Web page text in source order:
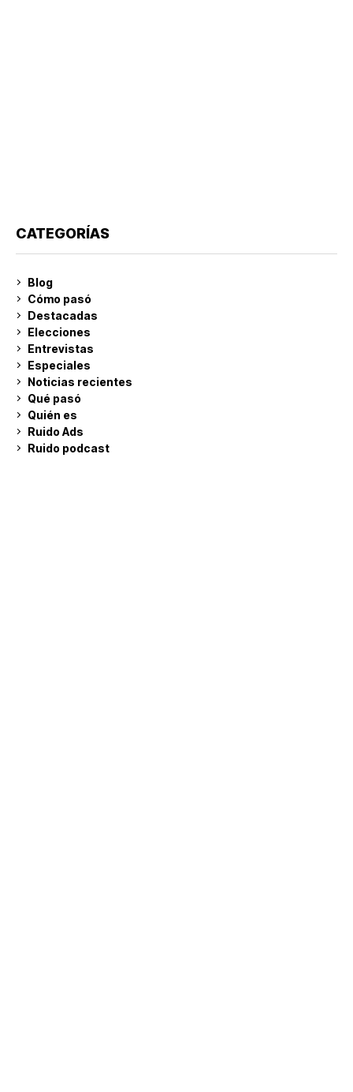
CATEGORÍAS
Blog
Cómo pasó
Destacadas
Elecciones
Entrevistas
Especiales
Noticias recientes
Qué pasó
Quién es
Ruido Ads
Ruido podcast